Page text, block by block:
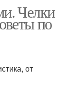
Челки
по
от